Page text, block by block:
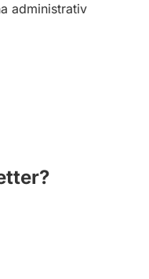
administrativ